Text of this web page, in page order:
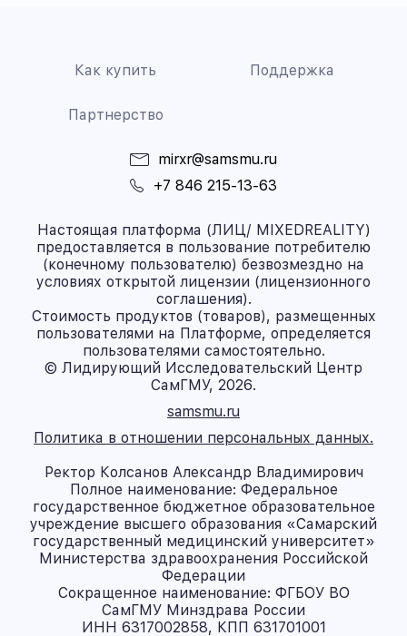
Как купить Поддержка
Партнерство
mirxr@samsmu.ru
+7 846 215-13-63
Настоящая платформа (ЛИЦ/ MIXEDREALITY)
предоставляется в пользование потребителю
(конечному пользователю) безвозмездно на
условиях открытой лицензии (лицензионного
соглашения).
Стоимость продуктов (товаров), размещенных
пользователями на Платформе, определяется
пользователями самостоятельно.
© Лидирующий Исследовательский Центр
СамГМУ, 2026.
samsmu.ru
Политика в отношении персональных данных.
Ректор Колсанов Александр Владимирович
Полное наименование: Федеральное
государственное бюджетное образовательное
учреждение высшего образования «Самарский
государственный медицинский университет»
Министерства здравоохранения Российской
Федерации
Сокращенное наименование: ФГБОУ ВО
СамГМУ Минздрава России
ИНН 6317002858, КПП 631701001